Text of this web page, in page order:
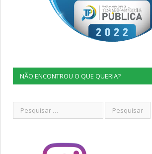
NÃO ENCONTROU O QUE QUERIA?